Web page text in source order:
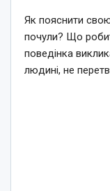
Як пояснити
почули? Що
поведінка
людині, не